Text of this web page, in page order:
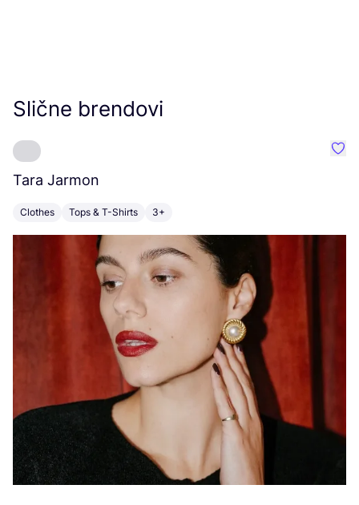
Slične brendovi
Tara Jarmon
Clothes Tops & T-Shirts 3+